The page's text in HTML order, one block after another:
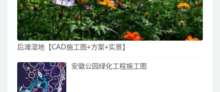
后滩湿地【CAD施工图+方案+实景】
安徽公园绿化工程施工图